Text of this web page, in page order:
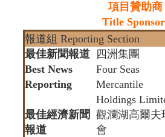
項目贊助商
Title
報道組 Reporting Section
最佳新聞報道
Best News
Reporting
四洲集團
Four Seas
Mercantile
Holdings
最佳經濟新聞
報道
觀瀾湖高爾夫
會